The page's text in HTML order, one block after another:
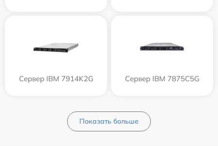
Сервер IBM 7914K2G Сервер IBM 7875C5G
Показать больше